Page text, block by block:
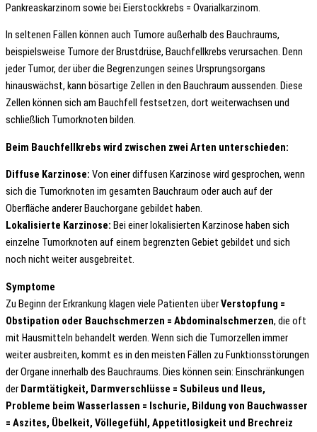
Pankreaskarzinom sowie bei Eierstockkrebs = Ovarialkarzinom.
In seltenen Fällen können auch Tumore außerhalb des Bauchraums,
beispielsweise Tumore der Brustdrüse, Bauchfellkrebs verursachen. Denn
jeder Tumor, der über die Begrenzungen seines Ursprungsorgans
hinauswächst, kann bösartige Zellen in den Bauchraum aussenden. Diese
Zellen können sich am Bauchfell festsetzen, dort weiterwachsen und
schließlich Tumorknoten bilden.
Beim Bauchfellkrebs wird zwischen zwei Arten unterschieden:
Diffuse Karzinose: Von einer diffusen Karzinose wird gesprochen, wenn
sich die Tumorknoten im gesamten Bauchraum oder auch auf der
Oberfläche anderer Bauchorgane gebildet haben.
Lokalisierte Karzinose: Bei einer lokalisierten Karzinose haben sich
einzelne Tumorknoten auf einem begrenzten Gebiet gebildet und sich
noch nicht weiter ausgebreitet.
Symptome
Zu Beginn der Erkrankung klagen viele Patienten überVerstopfung =
Obstipation oder Bauchschmerzen = Abdominalschmerzen, die oft
mit Hausmitteln behandelt werden. Wenn sich die Tumorzellen immer
weiter ausbreiten, kommt es in den meisten Fällen zu Funktionsstörungen
der Organe innerhalb des Bauchraums. Dies können sein: Einschränkungen
der Darmtätigkeit, Darmverschlüsse = Subileus und Ileus,
Probleme beim Wasserlassen = Ischurie, Bildung von Bauchwasser
= Aszites, Übelkeit, Völlegefühl, Appetitlosigkeit und Brechreiz